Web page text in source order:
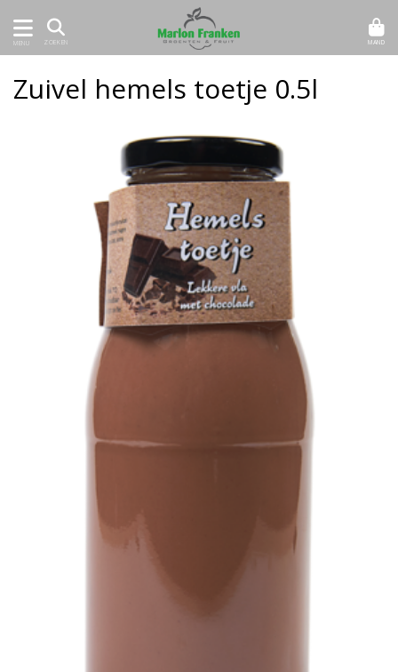
MENU ZOEKEN MAND
Zuivel hemels toetje 0.5l